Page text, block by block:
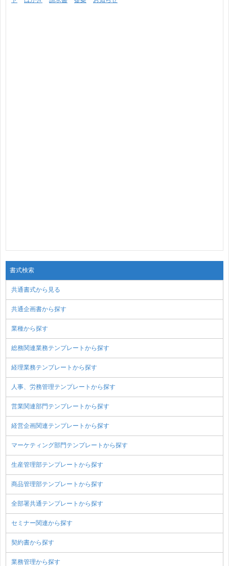
書式検索
共通書式から見る
共通企画書から探す
業種から探す
総務関連業務テンプレートから探す
経理業務テンプレートから探す
人事、労務管理テンプレートから探す
営業関連部門テンプレートから探す
経営企画関連テンプレートから探す
マーケティング部門テンプレートから探す
生産管理部テンプレートから探す
商品管理部テンプレートから探す
全部署共通テンプレートから探す
セミナー関連から探す
契約書から探す
業務管理から探す